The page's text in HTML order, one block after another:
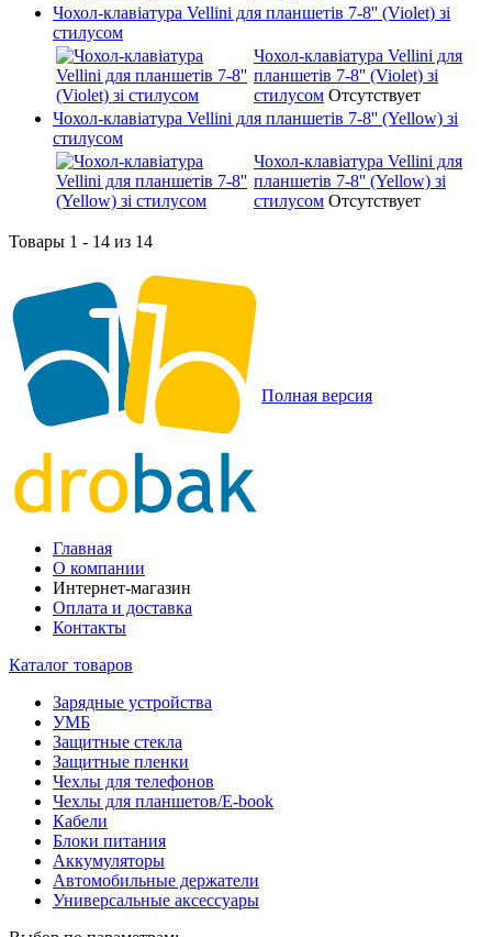
Чохол-клавіатура Vellini для планшетів 7-8'' (Violet) зі
стилусом
Чохол-клавіатура Vellini для
планшетів 7-8'' (Violet) зі
стилусом Отсутствует
Чохол-клавіатура Vellini для планшетів 7-8'' (Yellow) зі
стилусом
Чохол-клавіатура Vellini для
планшетів 7-8'' (Yellow) зі
стилусом Отсутствует
Товары 1 - 14 из 14
Полная версия
Главная
О компании
Интернет-магазин
Оплата и доставка
Контакты
Каталог товаров
Зарядные устройства
УМБ
Защитные стекла
Защитные пленки
Чехлы для телефонов
Чехлы для планшетов/E-book
Кабели
Блоки питания
Аккумуляторы
Автомобильные держатели
Универсальные аксессуары